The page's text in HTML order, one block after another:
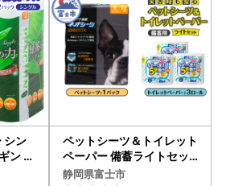
シン
ン 緑
イ
ペットシーツ＆トイレット
ペーパー 備蓄ライトセッ
ト ネオシーツ 72枚入 強力
静岡県富士市